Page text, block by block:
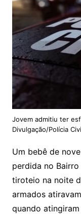
Jovem admitiu ter
Divulgação/Polícia
Um bebê de
perdida no
tiroteio na noite
armados
quando